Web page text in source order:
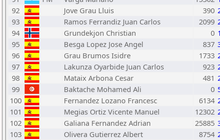
92
Jove Grau Lluis 390
93
Ramos Ferrandiz Juan Carlos 2099
94
Grundekjon Christian 0
95
Besga Lopez Jose Angel 837
96
Grau Brumos Isidre 1733
97
Lakunza Oyarbide Juan Carlos 923
98
Mataix Arbona Cesar 481
99
Baktache Mohamed Ali 0
100
Fernandez Lozano Francesc 6134
101
Megias Ortiz Vicente Manuel 12302
102
Galiana Fernandez Adrian 25885
103
Olivera Gutierrez Albert 8754